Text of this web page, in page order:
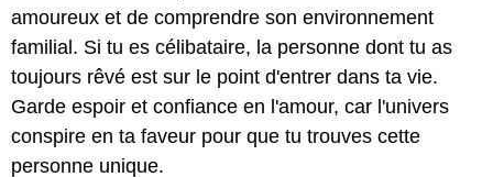
amoureux et de comprendre son environnement
familial. Si tu es célibataire, la personne dont tu as
toujours rêvé est sur le point d'entrer dans ta vie.
Garde espoir et confiance en l'amour, car l'univers
conspire en ta faveur pour que tu trouves cette
personne unique.